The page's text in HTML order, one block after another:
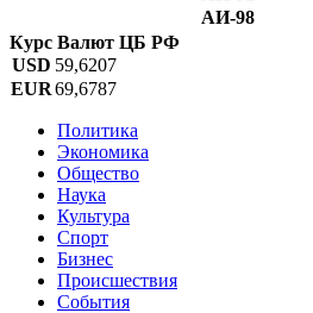
АИ-98
Курс Валют ЦБ РФ
USD 59,6207
EUR69,6787
Политика
Экономика
Общество
Наука
Культура
Спорт
Бизнес
Происшествия
События